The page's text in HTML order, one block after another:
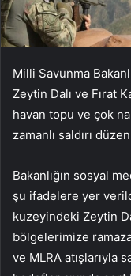
Milli Savunma
Zeytin Dalı ve Fırat
havan topu ve çok
zamanlı saldırı
Bakanlığın sosyal
şu ifadelere yer
kuzeyindeki Zeytin
bölgelerimize
ve MLRA atışlarıyla